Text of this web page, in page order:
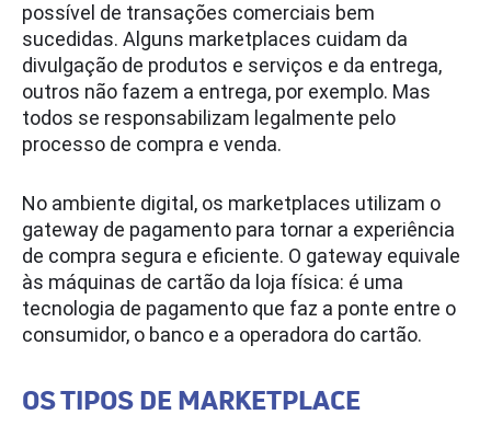
possível de transações comerciais bem
sucedidas. Alguns marketplaces cuidam da
divulgação de produtos e serviços e da entrega,
outros não fazem a entrega, por exemplo. Mas
todos se responsabilizam legalmente pelo
processo de compra e venda.
No ambiente digital, os marketplaces utilizam o
gateway de pagamento para tornar a experiência
de compra segura e eficiente. O gateway equivale
às máquinas de cartão da loja física: é uma
tecnologia de pagamento que faz a ponte entre o
consumidor, o banco e a operadora do cartão.
OS TIPOS DE MARKETPLACE